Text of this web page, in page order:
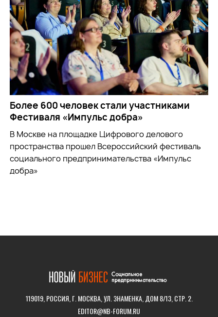
Более 600 человек стали участниками
Фестиваля «Импульс добра»
В Москве на площадке Цифрового делового
пространства прошел Всероссийский фестиваль
социального предпринимательства «Импульс
добра»
119019, РОССИЯ, Г. МОСКВА, УЛ. ЗНАМЕНКА, ДОМ 8/13, СТР. 2.
EDITOR@NB-FORUM.RU